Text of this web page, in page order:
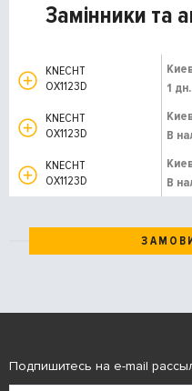
Замінники та
KNECHT
OX1123D
1 дн.
KNECHT
OX1123D
В
KNECHT
OX1123D
В
Подпишитесь на e-mail